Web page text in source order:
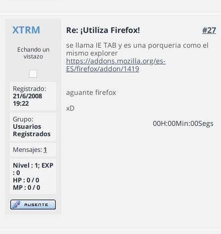
XTRM Re: ¡Utiliza Firefox! #27
Echando un
vistazo
Registrado:
21/6/2008
19:22
Grupo:
Usuarios
Registrados
Mensajes: 1
Nivel : 1; EXP
: 0
HP : 0 / 0
MP : 0 / 0
se llama IE TAB y es una porqueria como el
mismo explorer
https://addons.mozilla.org/es-
ES/firefox/addon/1419
aguante firefox
xD
00H:00Min:00Segs